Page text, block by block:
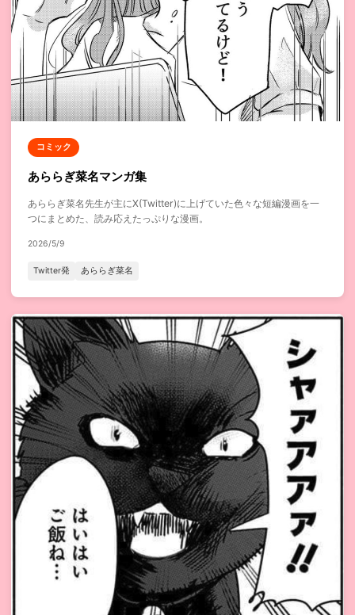
コミック
あららぎ菜名マンガ集
あららぎ菜名先生が主にX(Twitter)に上げていた色々な短編漫画を一
つにまとめた、読み応えたっぷりな漫画。
2026/5/9
Twitter発 あららぎ菜名